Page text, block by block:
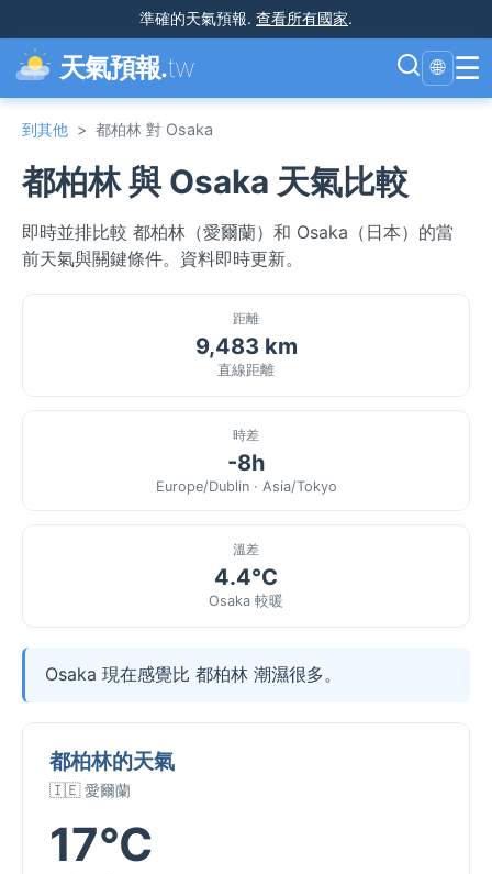
準確的天氣預報. 查看所有國家.
天氣預報.tw 🌐 ☰
到其他 > 都柏林 對 Osaka
都柏林 與 Osaka 天氣比較
即時並排比較 都柏林（愛爾蘭）和 Osaka（日本）的當
前天氣與關鍵條件。資料即時更新。
距離
9,483 km
直線距離
時差
-8h
Europe/Dublin · Asia/Tokyo
溫差
4.4°C
Osaka 較暖
Osaka 現在感覺比 都柏林 潮濕很多。
都柏林的天氣
🇮🇪 愛爾蘭
17°C